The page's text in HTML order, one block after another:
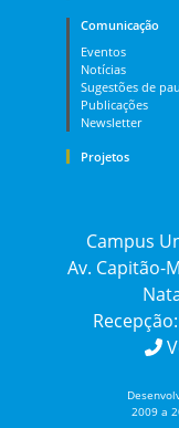
Comunicação
Eventos
Notícias
Sugestões de
Publicações
Newsletter
Projetos
Campus
Av. Capitão-
2009 a